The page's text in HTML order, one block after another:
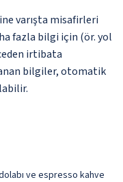
varışta misafirleri
fazla bilgi için (ör. yol
irtibata
bilgiler, otomatik
ve espresso kahve